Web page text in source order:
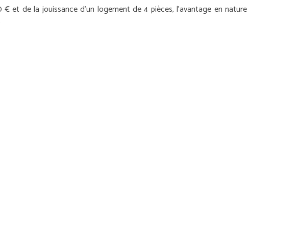
et de la jouissance d’un logement de 4 pièces, l’avantage en nature